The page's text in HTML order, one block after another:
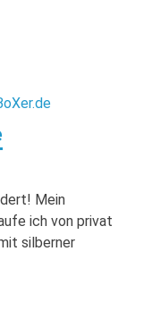
Mein
ich von privat
silberner